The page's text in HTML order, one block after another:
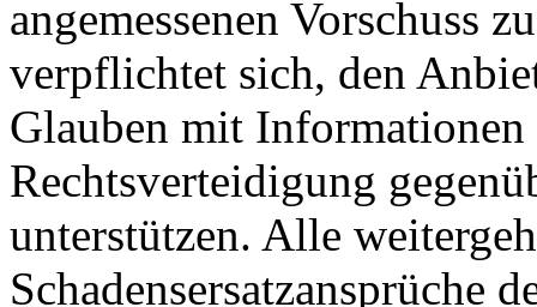
angemessenen Vorschuss
verpflichtet sich, den
Glauben mit
Rechtsverteidigung
unterstützen. Alle
Schadensersatzansprüche